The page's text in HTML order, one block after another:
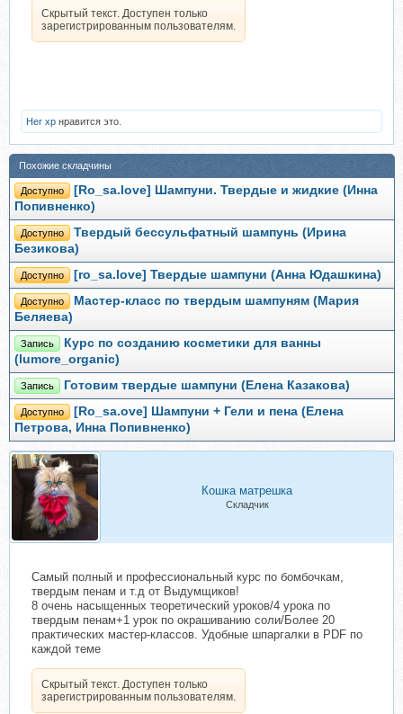
Скрытый текст. Доступен только
зарегистрированным пользователям.
Her xp нравится это.
Похожие складчины
Доступно
[Ro_sa.love] Шампуни. Твердые и жидкие (Инна
Попивненко)
Доступно
Твердый бессульфатный шампунь (Ирина
Безикова)
Доступно [ro_sa.love] Твердые шампуни (Анна Юдашкина)
Доступно
Мастер-класс по твердым шампуням (Мария
Беляева)
Запись
Курс по созданию косметики для ванны
(lumore_organic)
Запись Готовим твердые шампуни (Елена Казакова)
Доступно
[Ro_sa.ove] Шампуни + Гели и пена (Елена
Петрова, Инна Попивненко)
Кошка матрешка
Складчик
Самый полный и профессиональный курс по бомбочкам,
твердым пенам и т.д от Выдумщиков!
8 очень насыщенных теоретический уроков/4 урока по
твердым пенам+1 урок по окрашиванию соли/Более 20
практических мастер-классов. Удобные шпаргалки в PDF по
каждой теме
Скрытый текст. Доступен только
зарегистрированным пользователям.